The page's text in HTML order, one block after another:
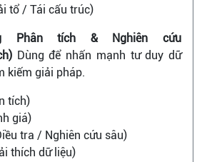
tổ / Tái cấu trúc)
Phân tích & Nghiên cứu
Dùng để nhấn mạnh tư duy dữ
kiếm giải pháp.
tích)
giá)
tra / Nghiên cứu sâu)
thích dữ liệu)